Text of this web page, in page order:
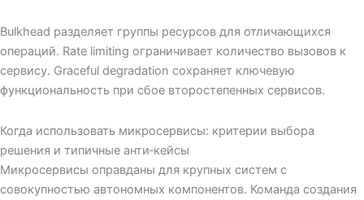
Bulkhead разделяет группы ресурсов для отличающихся
операций. Rate limiting ограничивает количество вызовов к
сервису. Graceful degradation сохраняет ключевую
функциональность при сбое второстепенных сервисов.
Когда использовать микросервисы: критерии выбора
решения и типичные анти‑кейсы
Микросервисы оправданы для крупных систем с
совокупностью автономных компонентов. Команда создания